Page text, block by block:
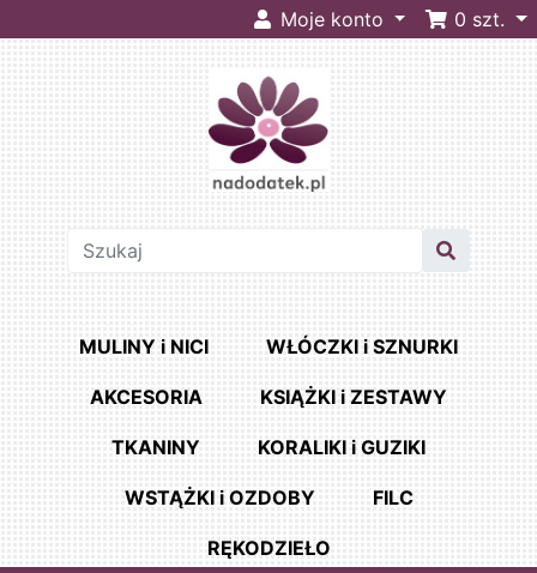
Moje konto 0 szt.
MULINY i NICI WŁÓCZKI i SZNURKI
AKCESORIA KSIĄŻKI i ZESTAWY
TKANINY KORALIKI i GUZIKI
WSTĄŻKI i OZDOBY FILC
RĘKODZIEŁO